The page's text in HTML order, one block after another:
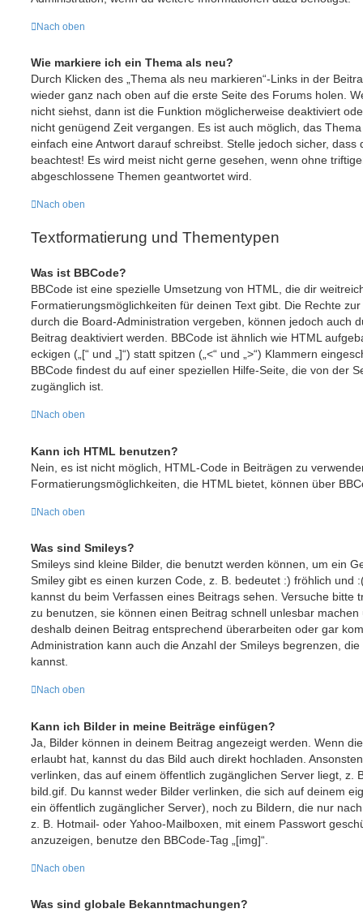
Nach oben
Wie markiere ich ein Thema als neu?
Durch Klicken des „Thema als neu markieren“-Links in der
wieder ganz nach oben auf die erste Seite des Forums holen.
nicht siehst, dann ist die Funktion möglicherweise deaktiviert
nicht genügend Zeit vergangen. Es ist auch möglich, das
einfach eine Antwort darauf schreibst. Stelle jedoch sicher, dass
beachtest! Es wird meist nicht gerne gesehen, wenn ohne
abgeschlossene Themen geantwortet wird.
Nach oben
Textformatierung und Thementypen
Was ist BBCode?
BBCode ist eine spezielle Umsetzung von HTML, die dir
Formatierungsmöglichkeiten für deinen Text gibt. Die Rechte
durch die Board-Administration vergeben, können jedoch auch
Beitrag deaktiviert werden. BBCode ist ähnlich wie HTML
eckigen („[“ und „]“) statt spitzen („<“ und „>“) Klammern
BBCode findest du auf einer speziellen Hilfe-Seite, die von der
zugänglich ist.
Nach oben
Kann ich HTML benutzen?
Nein, es ist nicht möglich, HTML-Code in Beiträgen zu
Formatierungsmöglichkeiten, die HTML bietet, können über
Nach oben
Was sind Smileys?
Smileys sind kleine Bilder, die benutzt werden können, um ein
Smiley gibt es einen kurzen Code, z. B. bedeutet :) fröhlich und
kannst du beim Verfassen eines Beitrags sehen. Versuche bitte
zu benutzen, sie können einen Beitrag schnell unlesbar
deshalb deinen Beitrag entsprechend überarbeiten oder gar
Administration kann auch die Anzahl der Smileys begrenzen,
kannst.
Nach oben
Kann ich Bilder in meine Beiträge einfügen?
Ja, Bilder können in deinem Beitrag angezeigt werden. Wenn
erlaubt hat, kannst du das Bild auch direkt hochladen.
verlinken, das auf einem öffentlich zugänglichen Server liegt, z.
bild.gif. Du kannst weder Bilder verlinken, die sich auf deinem
ein öffentlich zugänglicher Server), noch zu Bildern, die nur
z. B. Hotmail- oder Yahoo-Mailboxen, mit einem Passwort
anzuzeigen, benutze den BBCode-Tag „[img]“.
Nach oben
Was sind globale Bekanntmachungen?